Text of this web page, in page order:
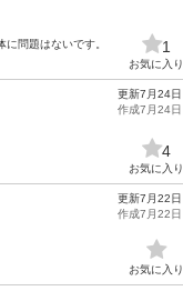
問題はないです。
1
お気に入り
更新7月24日
作成7月24日
4
お気に入り
更新7月22日
作成7月22日
お気に入り